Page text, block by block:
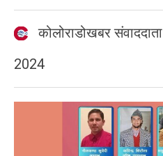
कोलोराडोखबर संवाददाता
2024